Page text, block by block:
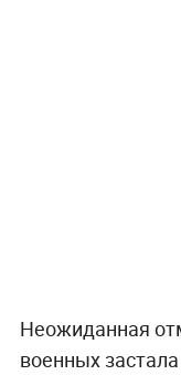
Неожиданная
военных